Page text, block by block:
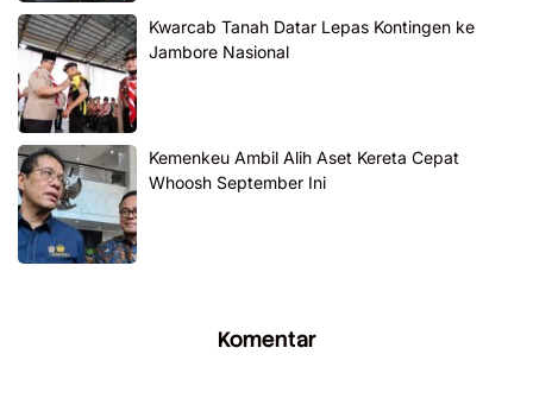
Kwarcab Tanah Datar Lepas Kontingen ke
Jambore Nasional
Kemenkeu Ambil Alih Aset Kereta Cepat
Whoosh September Ini
Komentar